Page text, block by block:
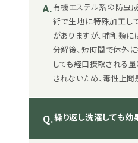
A.有機エステル系の防虫
術で生地に特殊加工し
がありますが、哺乳類
分解後、短時間で体外
しても経口摂取される
されないため、毒性上問
Q.繰り返し洗濯しても